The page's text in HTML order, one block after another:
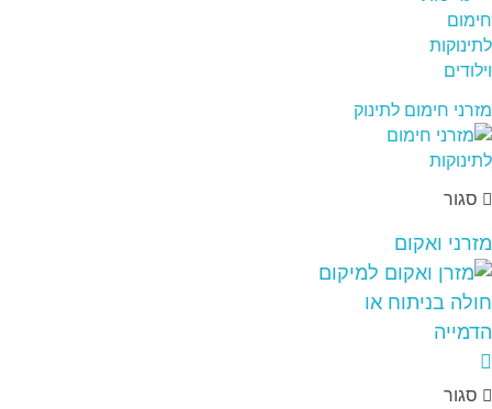
מזרני חימום לתינוק
סגור
מזרני ואקום
סגור